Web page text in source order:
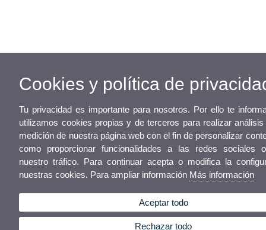
Cookies y política de
Tu privacidad es importante para nosotros. Por ello te
utilizamos cookies propias y de terceros para realizar
medición de nuestra página web con el fin de personalizar
como proporcionar funcionalidades a las redes sociales
nuestro tráfico. Para continuar acepta o modifica la
nuestras cookies. Para ampliar información Más información
Aceptar todo
Rechazar todo